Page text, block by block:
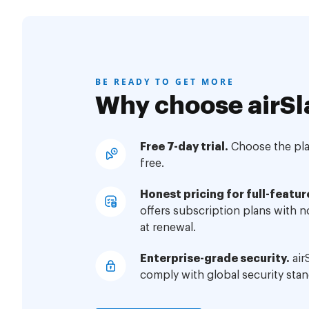
BE READY TO GET MORE
Why choose
Free 7-day trial. Choose the
free.
Honest pricing for full-
offers subscription plans with
at renewal.
Enterprise-grade security.
comply with global security